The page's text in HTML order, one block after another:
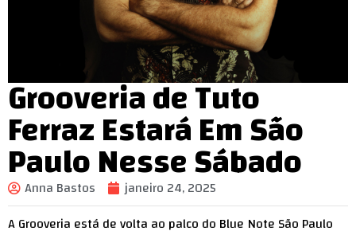
Grooveria de Tuto
Ferraz Estará Em São
Paulo Nesse Sábado
Anna Bastos
janeiro 24, 2025
A Grooveria está de volta ao palco do Blue Note São Paulo